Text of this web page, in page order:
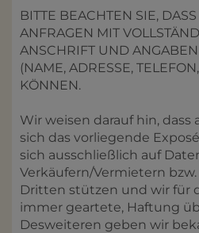
BITTE BEACHTEN SIE,
ANFRAGEN MIT
ANSCHRIFT UND
(NAME, ADRESSE,
KÖNNEN.
Wir weisen darauf hin, dass
sich das vorliegende
sich ausschließlich auf
Verkäufern/Vermietern
Dritten stützen und wir für
immer geartete, Haftung
Desweiteren geben wir